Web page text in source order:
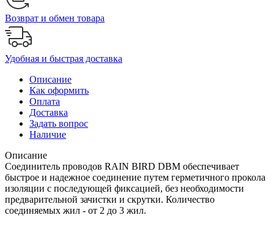
Возврат и обмен товара
Удобная и быстрая доставка
Описание
Как оформить
Оплата
Доставка
Задать вопрос
Наличие
Описание
Соединитель проводов RAIN BIRD DBM обеспечивает
быстрое и надежное соединение путем герметичного прокола
изоляции с последующей фиксацией, без необходимости
предварительной зачистки и скрутки. Количество
соединяемых жил - от 2 до 3 жил.